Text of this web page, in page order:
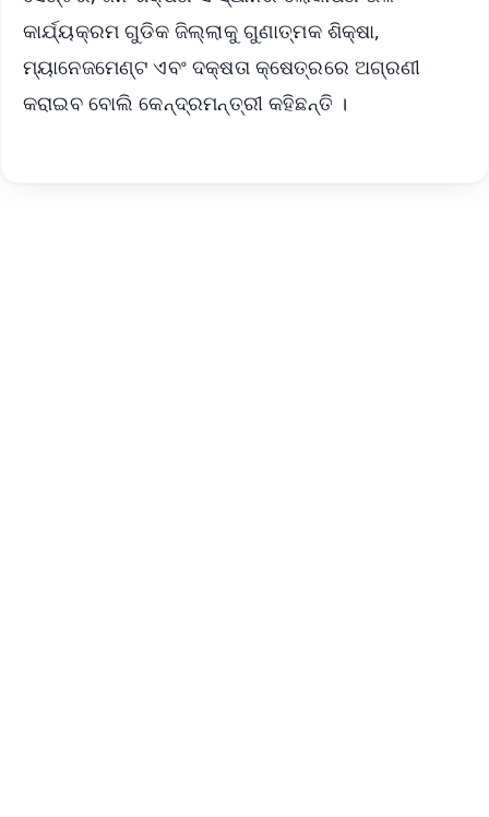
କାର୍ଯ୍ୟକ୍ରମ ଗୁଡିକ ଜିଲ୍ଲାକୁ ଗୁଣାତ୍ମକ ଶିକ୍ଷା,
ମ୍ୟାନେଜମେଣ୍ଟ ଏବଂ ଦକ୍ଷତା କ୍ଷେତ୍ରରେ ଅଗ୍ରଣୀ
କରାଇବ ବୋଲି କେନ୍ଦ୍ରମନ୍ତ୍ରୀ କହିଛନ୍ତି ।